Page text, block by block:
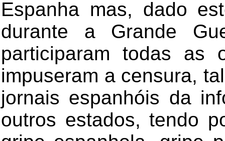
Espanha mas, dado
durante a Grande
participaram todas as
impuseram a censura,
jornais espanhóis da
outros estados, tendo